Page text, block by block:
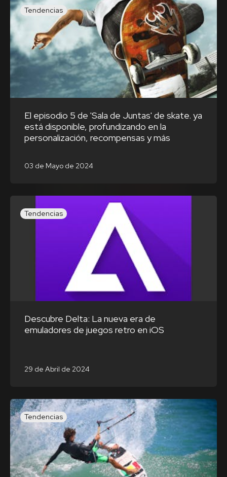
Tendencias
El episodio 5 de 'Sala de Juntas' de skate. ya
está disponible, profundizando en la
personalización, recompensas y más
03 de Mayo de 2024
Tendencias
Descubre Delta: La nueva era de
emuladores de juegos retro en iOS
29 de Abril de 2024
Tendencias